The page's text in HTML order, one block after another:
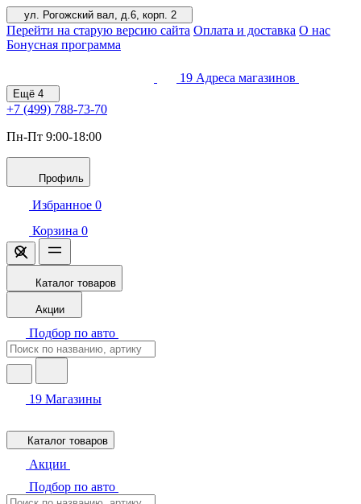
ул. Рогожский вал, д.6, корп. 2
Перейти на старую версию сайта Оплата и доставка О нас
Бонусная программа
19 Адреса магазинов
Ещё 4
+7 (499) 788-73-70
Пн-Пт 9:00-18:00
Профиль
Избранное 0
Корзина 0
Каталог товаров
Акции
Подбор по авто
19 Магазины
Каталог товаров
Акции
Подбор по авто